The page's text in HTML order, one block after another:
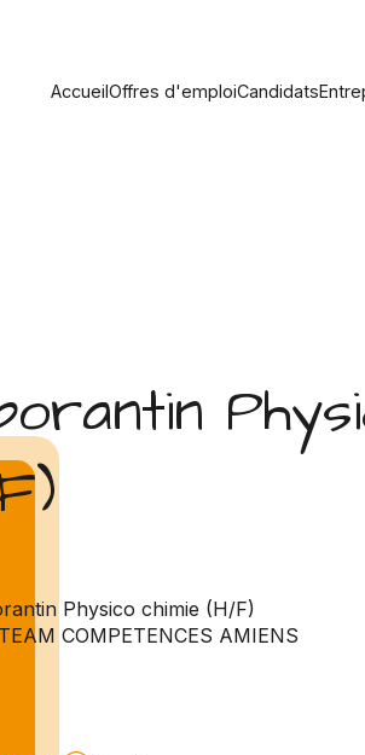
AccueilOffres d'emploiCandidats
Physico chimie (H/F)
COMPETENCES AMIENS